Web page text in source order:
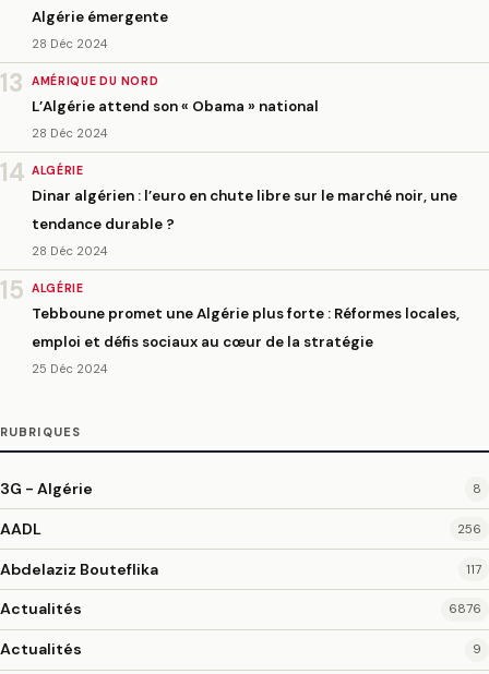
Algérie émergente
28 Déc 2024
13 AMÉRIQUE DU NORD
L’Algérie attend son « Obama » national
28 Déc 2024
14 ALGÉRIE
Dinar algérien : l’euro en chute libre sur le marché noir, une
tendance durable ?
28 Déc 2024
15 ALGÉRIE
Tebboune promet une Algérie plus forte : Réformes locales,
emploi et défis sociaux au cœur de la stratégie
25 Déc 2024
RUBRIQUES
3G - Algérie 8
AADL 256
Abdelaziz Bouteflika 117
Actualités 6876
Actualités 9